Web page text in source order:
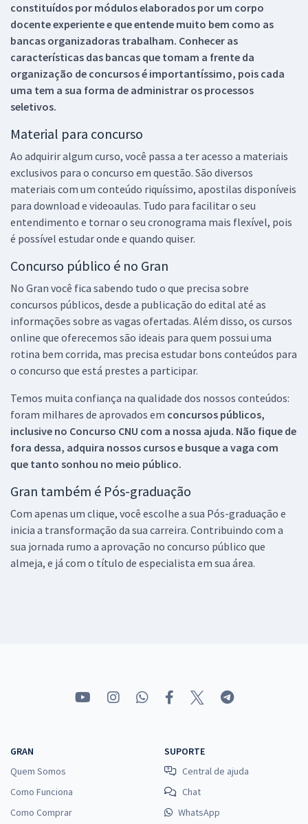
constituídos por módulos elaborados por um corpo
docente experiente e que entende muito bem como as
bancas organizadoras trabalham. Conhecer as
características das bancas que tomam a frente da
organização de concursos é importantíssimo, pois cada
uma tem a sua forma de administrar os processos
seletivos.
Material para concurso
Ao adquirir algum curso, você passa a ter acesso a materiais
exclusivos para o concurso em questão. São diversos
materiais com um conteúdo riquíssimo, apostilas disponíveis
para download e videoaulas. Tudo para facilitar o seu
entendimento e tornar o seu cronograma mais flexível, pois
é possível estudar onde e quando quiser.
Concurso público é no Gran
No Gran você fica sabendo tudo o que precisa sobre
concursos públicos, desde a publicação do edital até as
informações sobre as vagas ofertadas. Além disso, os cursos
online que oferecemos são ideais para quem possui uma
rotina bem corrida, mas precisa estudar bons conteúdos para
o concurso que está prestes a participar.
Temos muita confiança na qualidade dos nossos conteúdos:
foram milhares de aprovados em concursos públicos,
inclusive no Concurso CNU com a nossa ajuda. Não fique de
fora dessa, adquira nossos cursos e busque a vaga com
que tanto sonhou no meio público.
Gran também é Pós-graduação
Com apenas um clique, você escolhe a sua Pós-graduação e
inicia a transformação da sua carreira. Contribuindo com a
sua jornada rumo a aprovação no concurso público que
almeja, e já com o título de especialista em sua área.
GRAN
Quem Somos
Como Funciona
Como Comprar
SUPORTE
Central de ajuda
Chat
WhatsApp